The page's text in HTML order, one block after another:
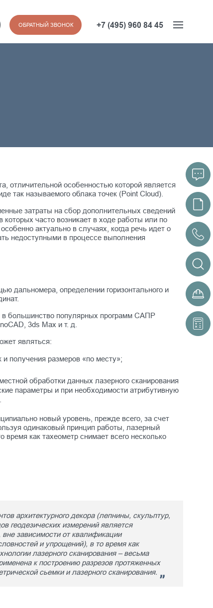
+7 (495) 960 84 45
ОБРАТНЫЙ ЗВОНОК
отличительной особенностью которой является
так называемого облака точек (Point Cloud).
затраты на сбор дополнительных сведений
часто возникает в ходе работы или по
актуально в случаях, когда речь идет о
недоступными в процессе выполнения
дальномера, определении горизонтального и
в большинство популярных программ САПР
3ds Max и т. д.
являться:
и получения размеров «по месту»;
обработки данных лазерного сканирования
параметры и при необходимости атрибутивную
новый уровень, прежде всего, за счет
одинаковый принцип работы, лазерный
время как тахеометр снимает всего несколько
архитектурного декора (лепнины, скульптур,
геодезических измерений является
вне зависимости от квалификации
и упрощений), в то время как
лазерного сканирования – весьма
к построению разрезов протяженных
сьемки и лазерного сканирования.